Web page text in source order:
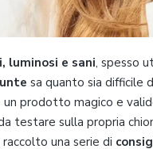
luminosi e sani, spesso
sa quanto sia difficile
prodotto magico e
testare sulla propria
una serie di